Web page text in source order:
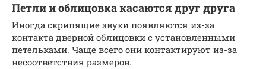
Петли и облицовка касаются друг друга
Иногда скрипящие звуки появляются из-за
контакта дверной облицовки с установленными
петельками. Чаще всего они контактируют из-за
несоответствия размеров.